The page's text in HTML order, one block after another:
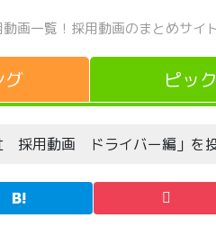
画一覧！ 採用動画のまとめサイ
グ ピッ
採用動画 ドライバー編」を